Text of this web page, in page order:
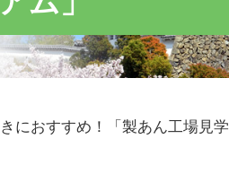
におすすめ！「製あん工場見